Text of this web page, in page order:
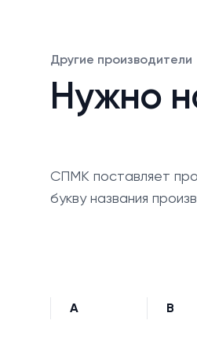
Другие производители
Нужно
СПМК поставляет
букву названия
A B